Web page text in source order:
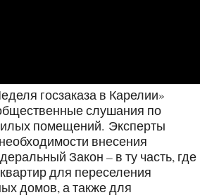
госзаказа в Карелии»
слушания по
помещений. Эксперты
внесения
Закон – в ту часть, где
для переселения
домов, а также для